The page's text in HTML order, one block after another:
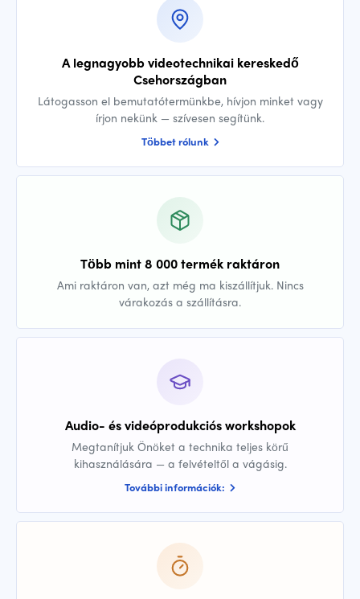
A legnagyobb videotechnikai kereskedő
Csehországban
Látogasson el bemutatótermünkbe, hívjon minket vagy
írjon nekünk — szívesen segítünk.
Többet rólunk
Több mint 8 000 termék raktáron
Ami raktáron van, azt még ma kiszállítjuk. Nincs
várakozás a szállításra.
Audio- és videóprodukciós workshopok
Megtanítjuk Önöket a technika teljes körű
kihasználására — a felvételtől a vágásig.
További információk: